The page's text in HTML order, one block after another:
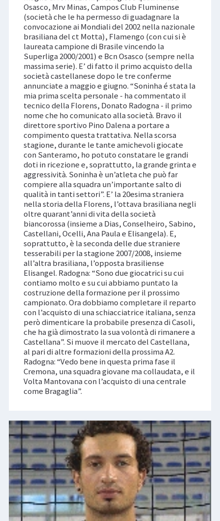
Osasco, Mrv Minas, Campos Club Fluminense
(società che le ha permesso di guadagnare la
convocazione ai Mondiali del 2002 nella nazionale
brasiliana del ct Motta), Flamengo (con cui si è
laureata campione di Brasile vincendo la
Superliga 2000/2001) e Bcn Osasco (sempre nella
massima serie). E’ di fatto il primo acquisto della
società castellanese dopo le tre conferme
annunciate a maggio e giugno. “Soninha é stata la
mia prima scelta personale - ha commentato il
tecnico della Florens, Donato Radogna - il primo
nome che ho comunicato alla società. Bravo il
direttore sportivo Pino Dalena a portare a
compimento questa trattativa. Nella scorsa
stagione, durante le tante amichevoli giocate
con Santeramo, ho potuto constatare le grandi
doti in ricezione e, soprattutto, la grande grinta e
aggressività. Soninha è un’atleta che può far
compiere alla squadra un’importante salto di
qualità in tanti settori”. E’ la 20esima straniera
nella storia della Florens, l’ottava brasiliana negli
oltre quarant’anni di vita della società
biancorossa (insieme a Dias, Conselheiro, Sabino,
Castellani, Ocelli, Ana Paula e Elisangela). E,
soprattutto, è la seconda delle due straniere
tesserabili per la stagione 2007/2008, insieme
all’altra brasiliana, l’opposta brasiliense
Elisangel. Radogna: “Sono due giocatrici su cui
contiamo molto e su cui abbiamo puntato la
costruzione della formazione per il prossimo
campionato. Ora dobbiamo completare il reparto
con l’acquisto di una schiacciatrice italiana, senza
però dimenticare la probabile presenza di Casoli,
che ha già dimostrato la sua volontà di rimanere a
Castellana”. Si muove il mercato del Castellana,
al pari di altre formazioni della prossima A2.
Radogna: “Vedo bene in questa prima fase il
Cremona, una squadra giovane ma collaudata, e il
Volta Mantovana con l’acquisto di una centrale
come Bragaglia”.